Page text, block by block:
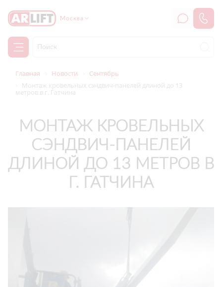
Москва
Главная Новости
Сентябрь
Монтаж кровельных сэндвич-панелей длиной до 13
метров в г. Гатчина
МОНТАЖ КРОВЕЛЬНЫХ
СЭНДВИЧ-ПАНЕЛЕЙ
ДЛИНОЙ ДО 13 МЕТРОВ В
Г. ГАТЧИНА